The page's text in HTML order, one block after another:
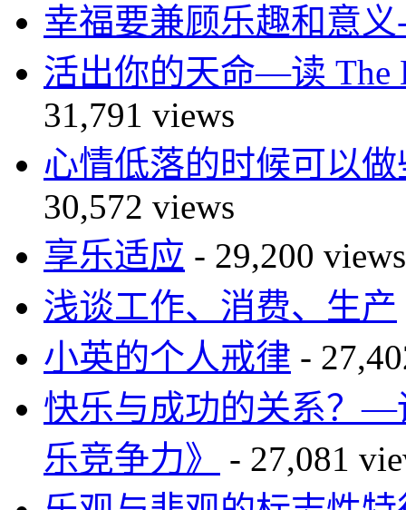
幸福要兼顾乐趣和意义
活出你的天命—读 The
31,791 views
心情低落的时候可以
30,572 views
享乐适应 - 29,200 views
浅谈工作、消费、生产
小英的个人戒律 -
快乐与成功的关系？—
乐竞争力》
- 27,081